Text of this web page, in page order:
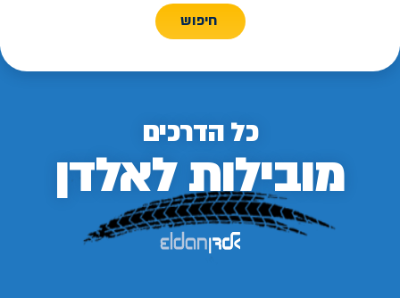
חיפוש
כל הדרכים
מובילות לאלדן